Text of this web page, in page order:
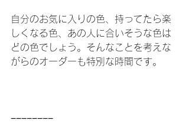
自分のお気に入りの色、持ってたら楽
しくなる色、あの人に合いそうな色は
どの色でしょう。そんなことを考えな
がらのオーダーも特別な時間です。
−−−−−−−−